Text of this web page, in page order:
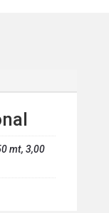
mt, 3,00